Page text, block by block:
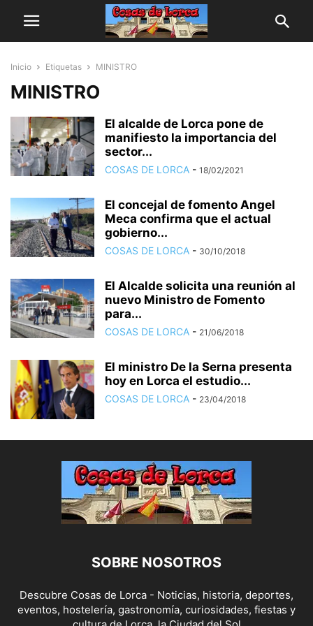
Inicio Etiquetas MINISTRO
MINISTRO
El alcalde de Lorca pone de
manifiesto la importancia del
sector...
COSAS DE LORCA - 18/02/2021
El concejal de fomento Angel
Meca confirma que el actual
gobierno...
COSAS DE LORCA - 30/10/2018
El Alcalde solicita una reunión al
nuevo Ministro de Fomento
para...
COSAS DE LORCA - 21/06/2018
El ministro De la Serna presenta
hoy en Lorca el estudio...
COSAS DE LORCA - 23/04/2018
SOBRE NOSOTROS
Descubre Cosas de Lorca - Noticias, historia, deportes,
eventos, hostelería, gastronomía, curiosidades, fiestas y